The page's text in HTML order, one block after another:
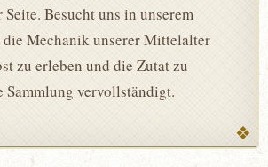
Seite. Besucht uns in unserem
die Mechanik unserer Mittelalter
zu erleben und die Zutat zu
Sammlung vervollständigt.